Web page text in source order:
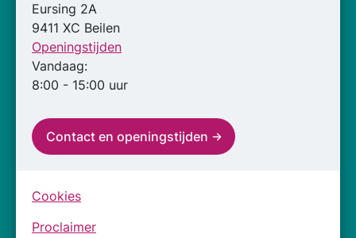
Eursing 2A
9411 XC Beilen
Openingstijden
Vandaag:
8:00 - 15:00 uur
Contact en openingstijden
Cookies
Proclaimer